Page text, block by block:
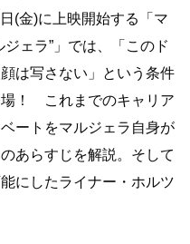
(金)に上映開始する「マ
ェラ”」では、「このド
は写さない」という条件
！ これまでのキャリア
ートをマルジェラ自身が
あらすじを解説。そして
にしたライナー・ホルツ